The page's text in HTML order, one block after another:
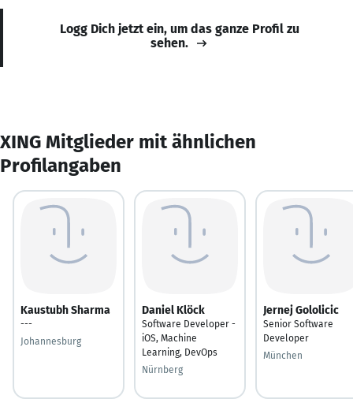
Logg Dich jetzt ein, um das ganze Profil zu
sehen.
XING Mitglieder mit ähnlichen
Profilangaben
Kaustubh Sharma
---
Johannesburg
Daniel Klöck
Software Developer -
iOS, Machine
Learning, DevOps
Nürnberg
Jernej Gololicic
Senior Software
Developer
München